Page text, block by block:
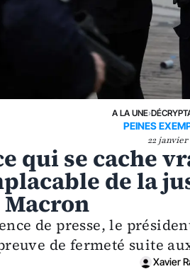
A LA UNE›
PEINES
22 janvier
qui se cache
de la
de presse, le
de fermeté suite
Xavier